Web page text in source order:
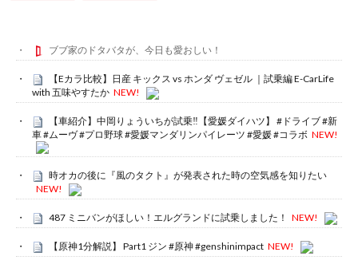
ブブ家のドタバタが、今日も愛おしい！
【Eカラ比較】日産 キックス vs ホンダ ヴェゼル ｜試乗編 E-CarLife
with 五味やすたか NEW!
【車紹介】中岡りょういちが試乗‼️【愛媛ダイハツ】 #ドライブ #新
車 #ムーヴ #プロ野球 #愛媛マンダリンパイレーツ #愛媛 #コラボ NEW!
時オカの後に『風のタクト』が発表された時の空気感を知りたい
NEW!
487 ミニバンがほしい！エルグランドに試乗しました！ NEW!
【原神1分解説】 Part1 ジン #原神 #genshinimpact NEW!